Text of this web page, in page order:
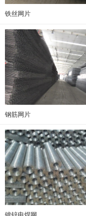
铁丝网片
钢筋网片